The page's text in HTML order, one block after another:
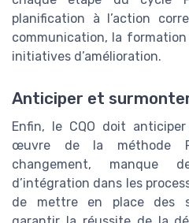
planification à l’action
communication, la
initiatives d’amélioration.
Anticiper et
Enfin, le CQO doit
œuvre de la méthode
changement, manque
d’intégration dans les
de mettre en place des